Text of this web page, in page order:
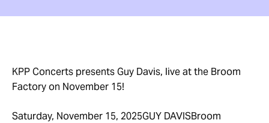
KPP Concerts presents Guy Davis, live at the Broom
Factory on November 15!
Saturday, November 15, 2025GUY DAVISBroom